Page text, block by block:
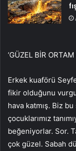
‘GÜZEL BİR ORTAM
Erkek kuaförü
fikir olduğunu
hava katmış. Biz
çocuklarımız
beğeniyorlar. Sor.
çok güzel. Sabah